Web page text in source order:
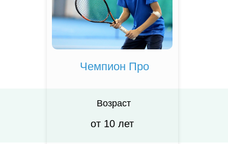
Чемпион Про
от 10 лет
Возраст